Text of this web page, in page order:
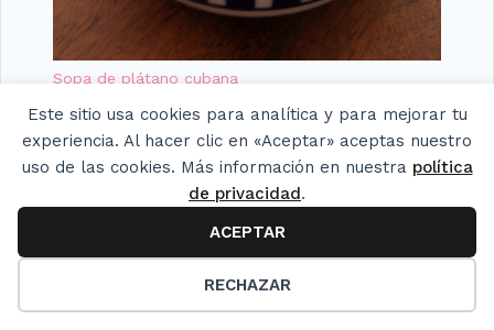
Este sitio usa cookies para analítica y para mejorar tu
experiencia. Al hacer clic en «Aceptar» aceptas nuestro
uso de las cookies. Más información en nuestra política
de privacidad.
ACEPTAR
RECHAZAR
Sopa de plátano cubana